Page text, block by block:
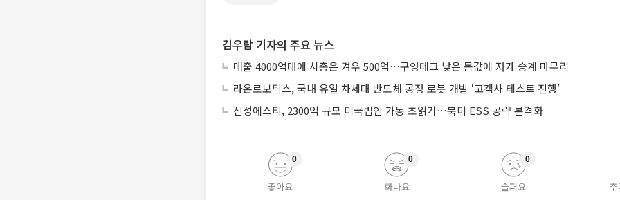
김우람 기자의 주요 뉴스
매출 4000억대에 시총은 겨우 500억…구영테크 낮은 몸값에 저가 승계 마무리
라온로보틱스, 국내 유일 차세대 반도체 공정 로봇 개발 ‘고객사 테스트 진행’
신성에스티, 2300억 규모 미국법인 가동 초읽기…북미 ESS 공략 본격화
좋아요
0
화나요
0
슬퍼요
0